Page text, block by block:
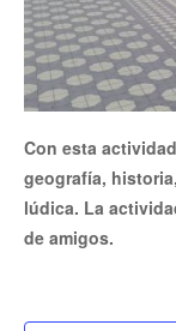
Con esta
geografía,
lúdica. La
de amigos.